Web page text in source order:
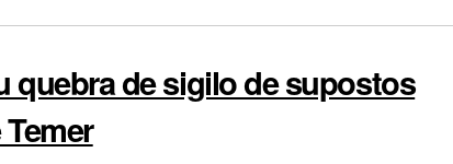
quebra de sigilo de supostos